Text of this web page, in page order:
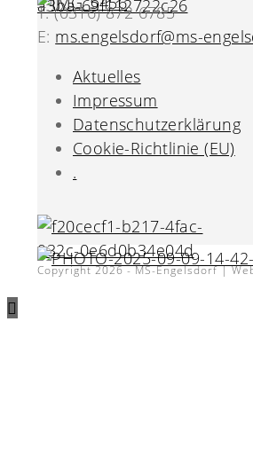
T: (0316) 872 6785
E: ms.engelsdorf@ms-
Aktuelles
Impressum
Datenschutzerklärung
Cookie-Richtlinie (EU)
.
Copyright 2026 - MS-Engelsdorf |